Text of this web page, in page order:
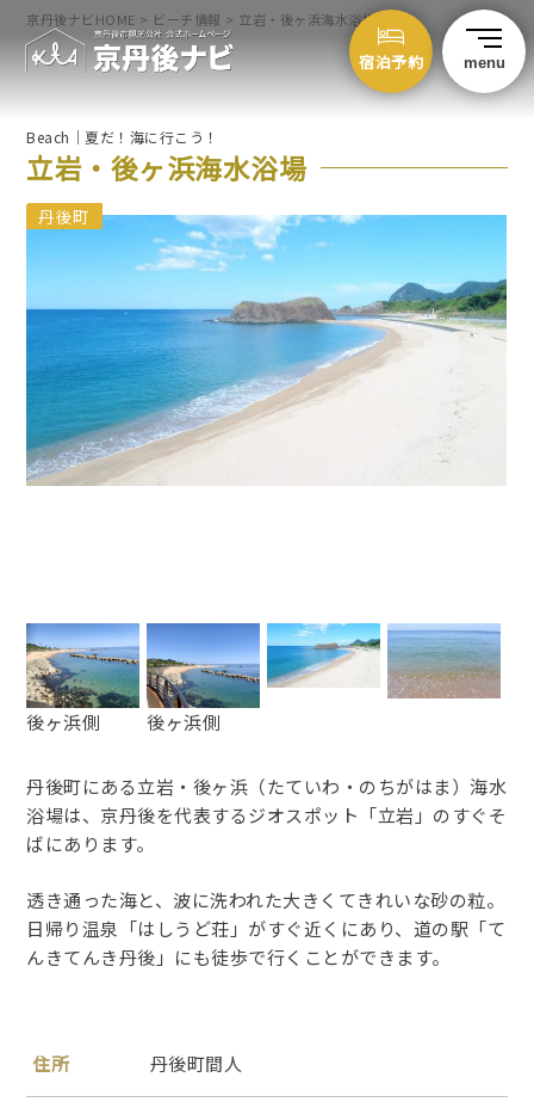
宿泊予約 menu
京丹後ナビHOME > ビーチ情報 > 立岩・後ヶ浜海水浴場
Beach｜夏だ！海に行こう！
立岩・後ヶ浜海水浴場
丹後町
後ヶ浜側 後ヶ浜側
丹後町にある立岩・後ヶ浜（たていわ・のちがはま）海水
浴場は、京丹後を代表するジオスポット「立岩」のすぐそ
ばにあります。
透き通った海と、波に洗われた大きくてきれいな砂の粒。
日帰り温泉「はしうど荘」がすぐ近くにあり、道の駅「て
んきてんき丹後」にも徒歩で行くことができます。
住所 丹後町間人